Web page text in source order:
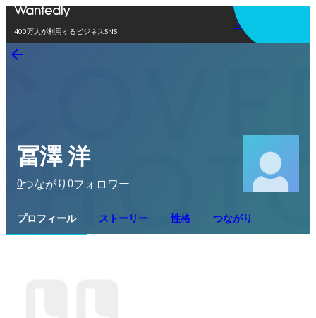
400万人が利用するビジネスSNS
アプリを使う
冨澤 洋
0つながり 0フォロワー
プロフィール ストーリー 性格 つながり